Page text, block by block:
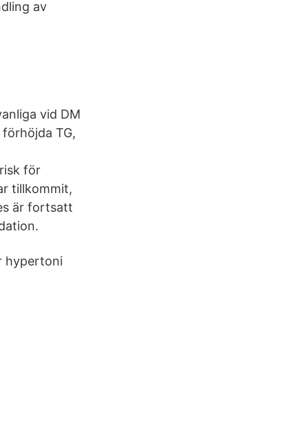
av
vid DM
TG,
för
tillkommit,
är fortsatt
hypertoni